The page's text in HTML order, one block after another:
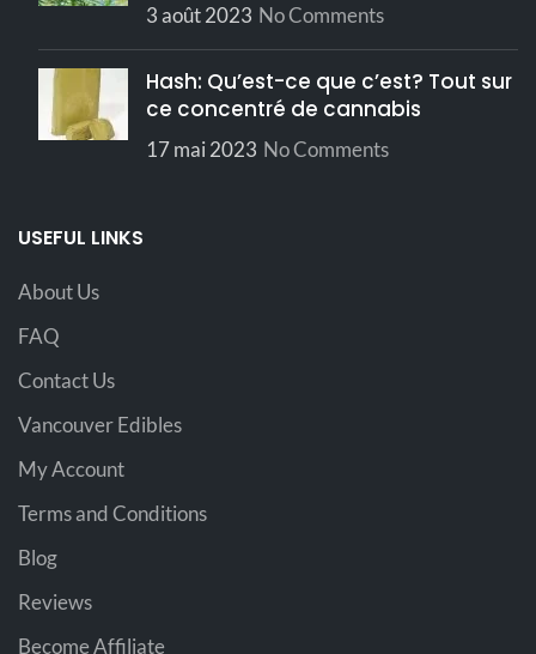
3 août 2023 No Comments
Hash: Qu’est-ce que c’est? Tout sur
ce concentré de cannabis
17 mai 2023 No Comments
USEFUL LINKS
About Us
FAQ
Contact Us
Vancouver Edibles
My Account
Terms and Conditions
Blog
Reviews
Become Affiliate